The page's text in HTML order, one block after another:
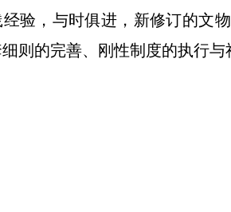
验，与时俱进，新修订的文
则的完善、刚性制度的执行